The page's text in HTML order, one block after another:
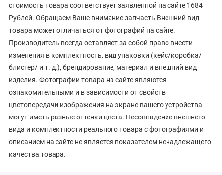
стоимость товара соответствует заявленной на сайте 1684
Рублей. Обращаем Ваше внимание запчасть Внешний вид
товара может отличаться от фотографий на сайте.
Производитель всегда оставляет за собой право внести
изменения в комплектность, вид упаковки (кейс/коробка/
блистер/ и т. д.), брендирование, материал и внешний вид
изделия. Фотографии товара на сайте являются
ознакомительными и в зависимости от свойств
цветопередачи изображения на экране вашего устройства
могут иметь разные оттенки цвета. Несовпадение внешнего
вида и комплектности реального товара с фотографиями и
описанием на сайте не является показателем ненадлежащего
качества товара.